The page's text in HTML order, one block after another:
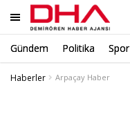
Gündem Politika Spor
Haberler
Arpaçay Haber